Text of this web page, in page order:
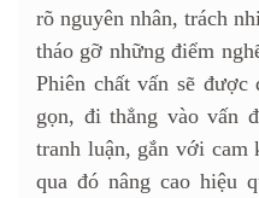
rõ nguyên nhân, trách
tháo gỡ những điểm
Phiên chất vấn sẽ được
gọn, đi thẳng vào vấn
tranh luận, gắn với cam
qua đó nâng cao hiệu